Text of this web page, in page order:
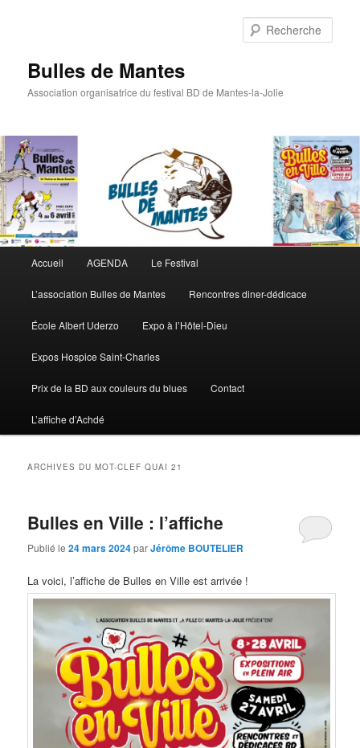
Bulles de Mantes
Association organisatrice du festival BD de Mantes-la-Jolie
Aller au contenu principal
Aller au contenu secondaire
Accueil AGENDA Le Festival
L’association Bulles de Mantes Rencontres diner-dédicace
École Albert Uderzo Expo à l’Hôtel-Dieu
Expos Hospice Saint-Charles
Prix de la BD aux couleurs du blues Contact
L’affiche d’Achdé
ARCHIVES DU MOT-CLEFQUAI 21
Bulles en Ville : l’affiche
Publié le24 mars 2024parJérôme BOUTELIER
La voici, l’affiche de Bulles en Ville est arrivée !